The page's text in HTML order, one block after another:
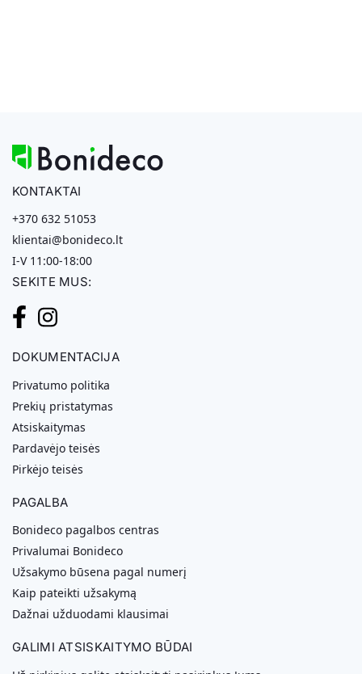
KONTAKTAI
+370 632 51053
klientai@bonideco.lt
I-V 11:00-18:00
SEKITE MUS:
DOKUMENTACIJA
Privatumo politika
Prekių pristatymas
Atsiskaitymas
Pardavėjo teisės
Pirkėjo teisės
PAGALBA
Bonideco pagalbos centras
Privalumai Bonideco
Užsakymo būsena pagal numerį
Kaip pateikti užsakymą
Dažnai užduodami klausimai
GALIMI ATSISKAITYMO BŪDAI